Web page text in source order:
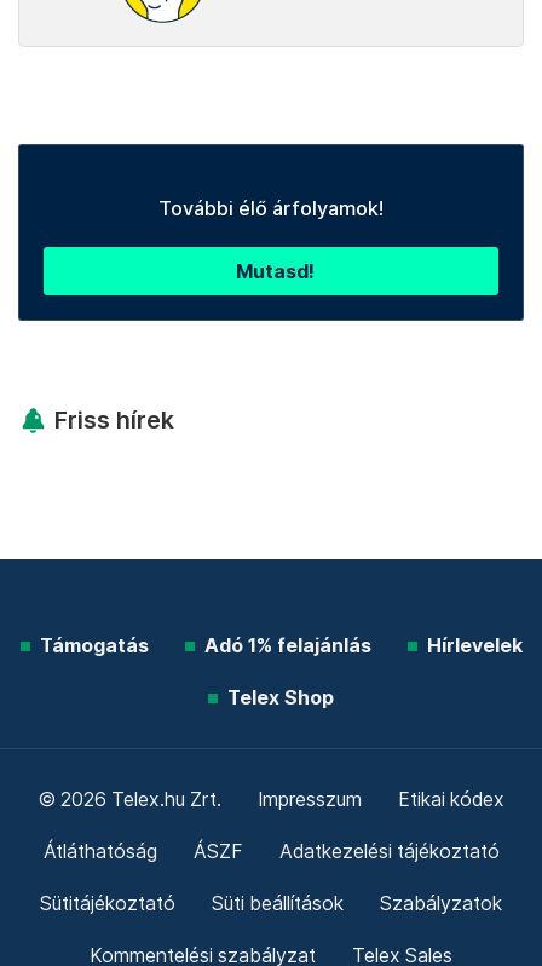
További élő árfolyamok!
Mutasd!
Friss hírek
Támogatás Adó 1% felajánlás Hírlevelek
Telex Shop
© 2026 Telex.hu Zrt. Impresszum Etikai kódex
Átláthatóság ÁSZF Adatkezelési tájékoztató
Sütitájékoztató Süti beállítások Szabályzatok
Kommentelési szabályzat Telex Sales